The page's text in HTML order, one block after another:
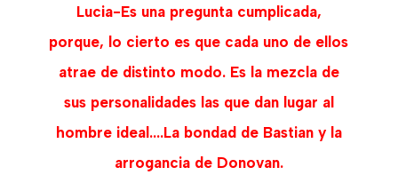
Lucia-Es una pregunta cumplicada,
porque, lo cierto es que cada uno de ellos
atrae de distinto modo. Es la mezcla de
sus personalidades las que dan lugar al
hombre ideal....La bondad de Bastian y la
arrogancia de Donovan.